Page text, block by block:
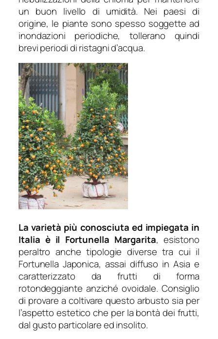
un buon livello di umidità. Nei paesi di
origine, le piante sono spesso soggette ad
inondazioni periodiche, tollerano quindi
brevi periodi di ristagni d’acqua.
La varietà più conosciuta ed impiegata in
Italia è il Fortunella Margarita, esistono
peraltro anche tipologie diverse tra cui il
Fortunella Japonica, assai diffuso in Asia e
caratterizzato da frutti di forma
rotondeggiante anziché ovoidale. Consiglio
di provare a coltivare questo arbusto sia per
l’aspetto estetico che per la bontà dei frutti,
dal gusto particolare ed insolito.